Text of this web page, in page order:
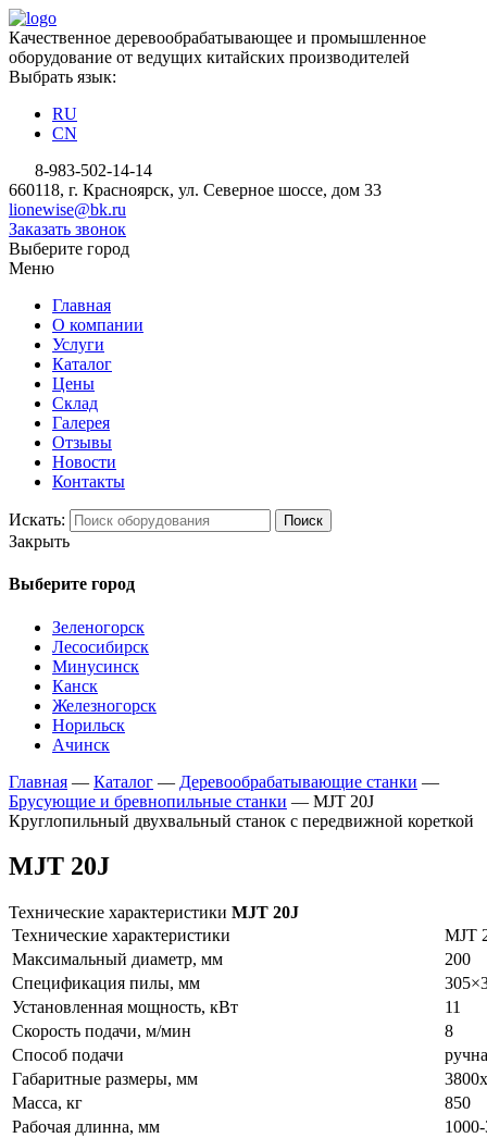
Качественное деревообрабатывающее и промышленное
оборудование от ведущих китайских производителей
Выбрать язык:
RU
CN
8-983-502-14-14
660118, г. Красноярск, ул. Северное шоссе, дом 33
lionewise@bk.ru
Заказать звонок
Выберите город
Меню
Главная
О компании
Услуги
Каталог
Цены
Склад
Галерея
Отзывы
Новости
Контакты
Искать: Поиск
Закрыть
Выберите город
Зеленогорск
Лесосибирск
Минусинск
Канск
Железногорск
Норильск
Ачинск
Главная — Каталог — Деревообрабатывающие станки —
Брусующие и бревнопильные станки — MJT 20J
Круглопильный двухвальный станок с передвижной кореткой
MJT 20J
Технические характеристики MJT 20J
Технические характеристики
MJT
Максимальный диаметр, мм
200
Спецификация пилы, мм
Установленная мощность, кВт
11
Скорость подачи, м/мин
8
Способ подачи
Габаритные размеры, мм
Масса, кг
850
Рабочая длинна, мм